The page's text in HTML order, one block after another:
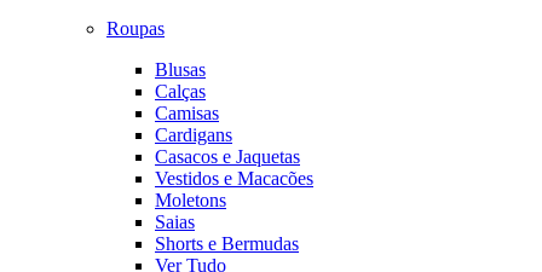
Roupas
Blusas
Calças
Camisas
Cardigans
Casacos e Jaquetas
Vestidos e Macacões
Moletons
Saias
Shorts e Bermudas
Ver Tudo